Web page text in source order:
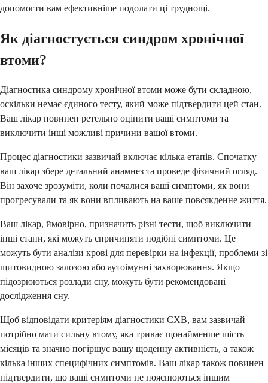
допомогти вам ефективніше подолати ці труднощі.
Як діагностується синдром хронічної
втоми?
Діагностика синдрому хронічної втоми може бути складною,
оскільки немає єдиного тесту, який може підтвердити цей стан.
Ваш лікар повинен ретельно оцінити ваші симптоми та
виключити інші можливі причини вашої втоми.
Процес діагностики зазвичай включає кілька етапів. Спочатку
ваш лікар збере детальний анамнез та проведе фізичний огляд.
Він захоче зрозуміти, коли почалися ваші симптоми, як вони
прогресували та як вони впливають на ваше повсякденне життя.
Ваш лікар, ймовірно, призначить різні тести, щоб виключити
інші стани, які можуть спричиняти подібні симптоми. Це
можуть бути аналізи крові для перевірки на інфекції, проблеми зі
щитовидною залозою або аутоімунні захворювання. Якщо
підозрюються розлади сну, можуть бути рекомендовані
дослідження сну.
Щоб відповідати критеріям діагностики СХВ, вам зазвичай
потрібно мати сильну втому, яка триває щонайменше шість
місяців та значно погіршує вашу щоденну активність, а також
кілька інших специфічних симптомів. Ваш лікар також повинен
підтвердити, що ваші симптоми не пояснюються іншим